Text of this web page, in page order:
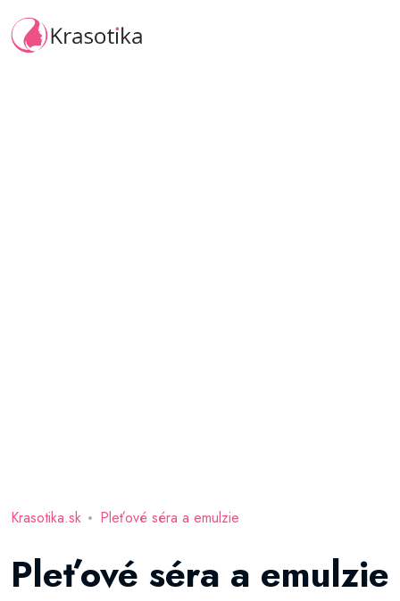
Krasotika.sk Pleťové séra a emulzie
Pleťové séra a emulzie